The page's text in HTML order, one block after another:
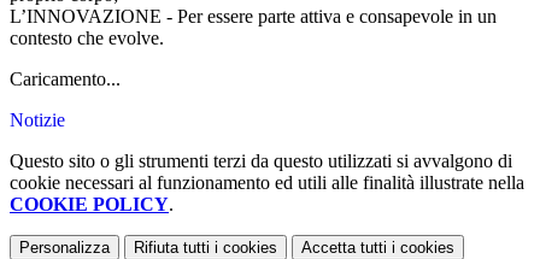
L’INNOVAZIONE - Per essere parte attiva e consapevole in un
contesto che evolve.
Caricamento...
Notizie
Questo sito o gli strumenti terzi da questo utilizzati si avvalgono di
cookie necessari al funzionamento ed utili alle finalità illustrate nella
COOKIE POLICY.
Personalizza Rifiuta tutti i cookies Accetta tutti i cookies